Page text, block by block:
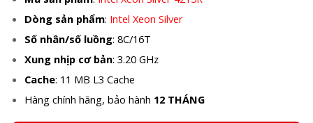
Dòng sản phẩm: Intel Xeon Silver
Số nhân/số luồng: 8C/16T
Xung nhịp cơ bản: 3.20 GHz
Cache: 11 MB L3 Cache
Hàng chính hãng, bảo hành 12 THÁNG